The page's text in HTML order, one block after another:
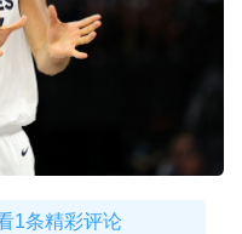
1条精彩评论